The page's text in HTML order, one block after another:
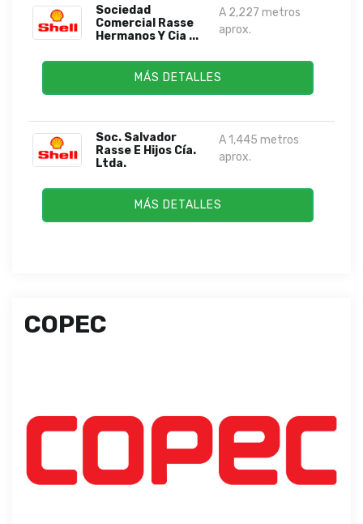
Sociedad
Comercial Rasse
Hermanos Y Cia ...
A 2,227 metros
aprox.
MÁS DETALLES
Soc. Salvador
Rasse E Hijos Cía.
Ltda.
A 1,445 metros
aprox.
MÁS DETALLES
COPEC